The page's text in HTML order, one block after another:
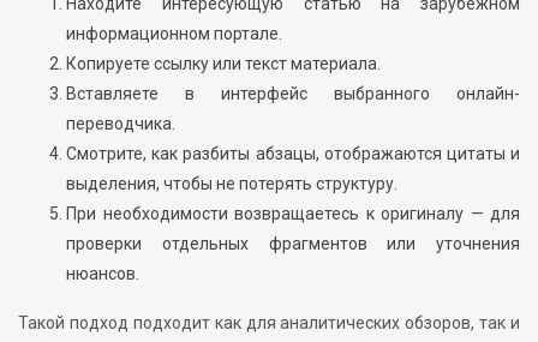
Находите интересующую статью на зарубежном
информационном портале.
Копируете ссылку или текст материала.
Вставляете в интерфейс выбранного онлайн-
переводчика.
Смотрите, как разбиты абзацы, отображаются цитаты и
выделения, чтобы не потерять структуру.
При необходимости возвращаетесь к оригиналу — для
проверки отдельных фрагментов или уточнения
нюансов.
Такой подход подходит как для аналитических обзоров, так и